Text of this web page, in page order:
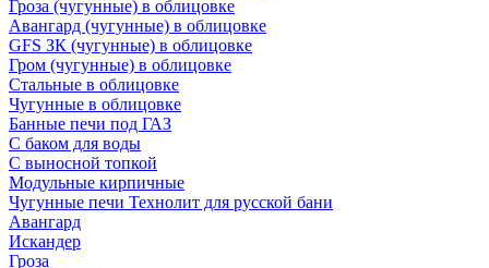
Гроза (чугунные) в облицовке
Авангард (чугунные) в облицовке
GFS ЗК (чугунные) в облицовке
Гром (чугунные) в облицовке
Стальные в облицовке
Чугунные в облицовке
Банные печи под ГАЗ
С баком для воды
С выносной топкой
Модульные кирпичные
Чугунные печи Технолит для русской бани
Авангард
Искандер
Гроза